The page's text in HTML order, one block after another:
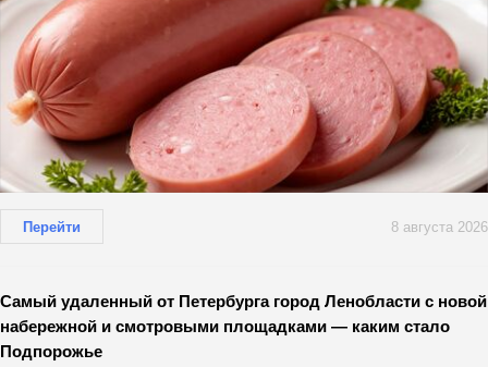
Перейти 8 августа 2026
Самый удаленный от Петербурга город Ленобласти с новой
набережной и смотровыми площадками — каким стало
Подпорожье